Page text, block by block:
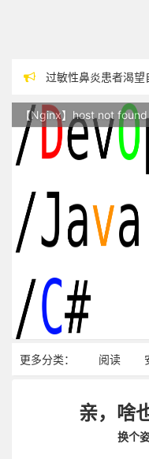
过敏性鼻炎患者渴
站点随时调整中，如
反对日本核废水排海
【Nginx】host not
更多分类： 阅读
亲，啥
换个